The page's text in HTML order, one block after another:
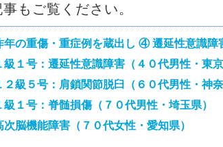
もご覧ください。
年の重傷・重症例を蔵出し ④ 遷延性意識障
級１号：遷延性意識障害（４０代男性・東京
級５号：肩鎖関節脱臼（６０代男性・神奈
級１号：脊髄損傷（７０代男性・埼玉県）
次脳機能障害（７０代女性・愛知県）